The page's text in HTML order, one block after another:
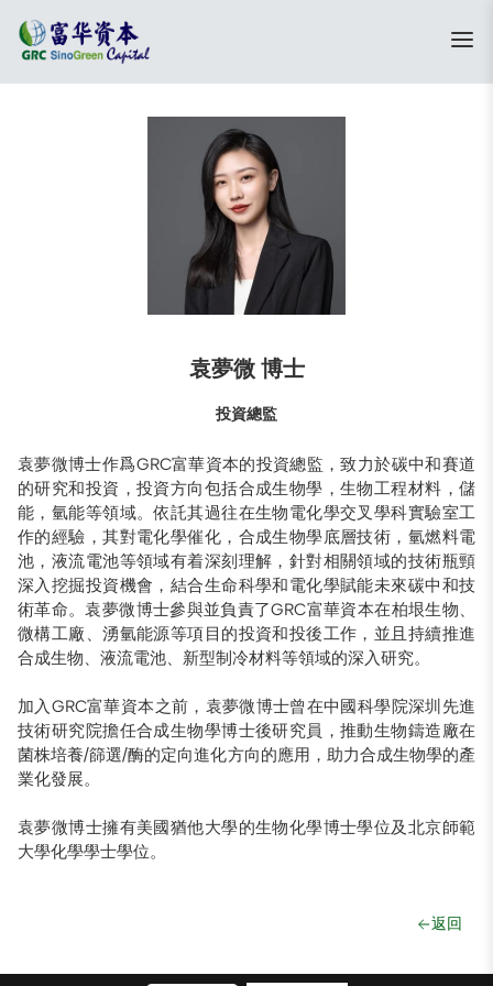
袁夢微 博士
投資總監
袁夢微博士作爲GRC富華資本的投資總監，致力於碳中和賽道
的研究和投資，投資方向包括合成生物學，生物工程材料，儲
能，氫能等領域。依託其過往在生物電化學交叉學科實驗室工
作的經驗，其對電化學催化，合成生物學底層技術，氫燃料電
池，液流電池等領域有着深刻理解，針對相關領域的技術瓶頸
深入挖掘投資機會，結合生命科學和電化學賦能未來碳中和技
術革命。袁夢微博士參與並負責了GRC富華資本在柏垠生物、
微構工廠、湧氫能源等項目的投資和投後工作，並且持續推進
合成生物、液流電池、新型制冷材料等領域的深入研究。
加入GRC富華資本之前，袁夢微博士曾在中國科學院深圳先進
技術研究院擔任合成生物學博士後研究員，推動生物鑄造廠在
菌株培養/篩選/酶的定向進化方向的應用，助力合成生物學的產
業化發展。
袁夢微博士擁有美國猶他大學的生物化學博士學位及北京師範
大學化學學士學位。
返回